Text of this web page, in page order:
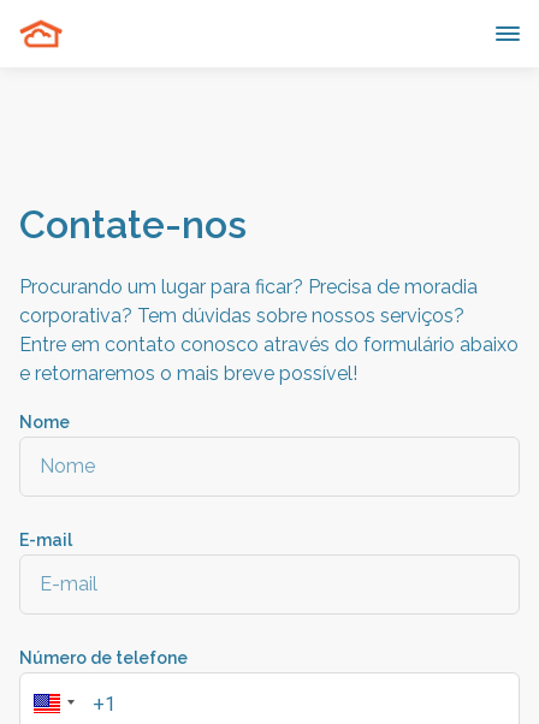
Contate-nos
Procurando um lugar para ficar? Precisa de moradia
corporativa? Tem dúvidas sobre nossos serviços?
Entre em contato conosco através do formulário abaixo
e retornaremos o mais breve possível!
Nome
E-mail
Número de telefone